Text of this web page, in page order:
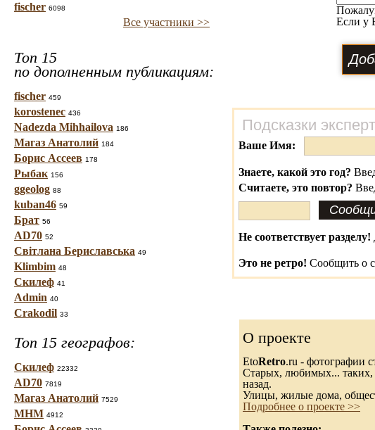
fischer 6098
Все участники >>
Топ 15
по дополненным публикациям:
fischer 459
korostenec 436
Nadezda Mihhailova 186
Магаз Анатолий 184
Борис Ассеев 178
Рыбак 156
ggeolog 88
kuban46 59
Брат 56
AD70 52
Світлана Бериславська 49
Klimbim 48
Скилеф 41
Admin 40
Crakodil 33
Топ 15 географов:
Скилеф 22332
AD70 7819
Магаз Анатолий 7529
МНМ 4912
Если у
Подсказки
Ваше Имя:
Знаете, какой это год?
Считаете, это повтор?
Не соответствует разделу!
Это не ретро! Сообщить о
О проекте
EtoRetro.ru - фотографии
Старых, любимых... таких,
назад.
Улицы, жилые дома,
Подробнее о проекте >>